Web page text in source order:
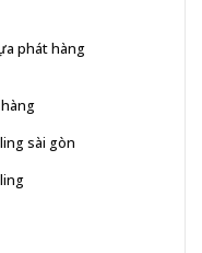
phát hàng
sài gòn